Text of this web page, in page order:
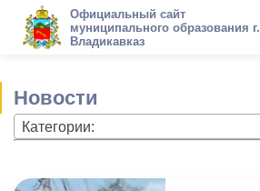
Официальный сайт
муниципального образования г.
Владикавказ
Новости
Категории: